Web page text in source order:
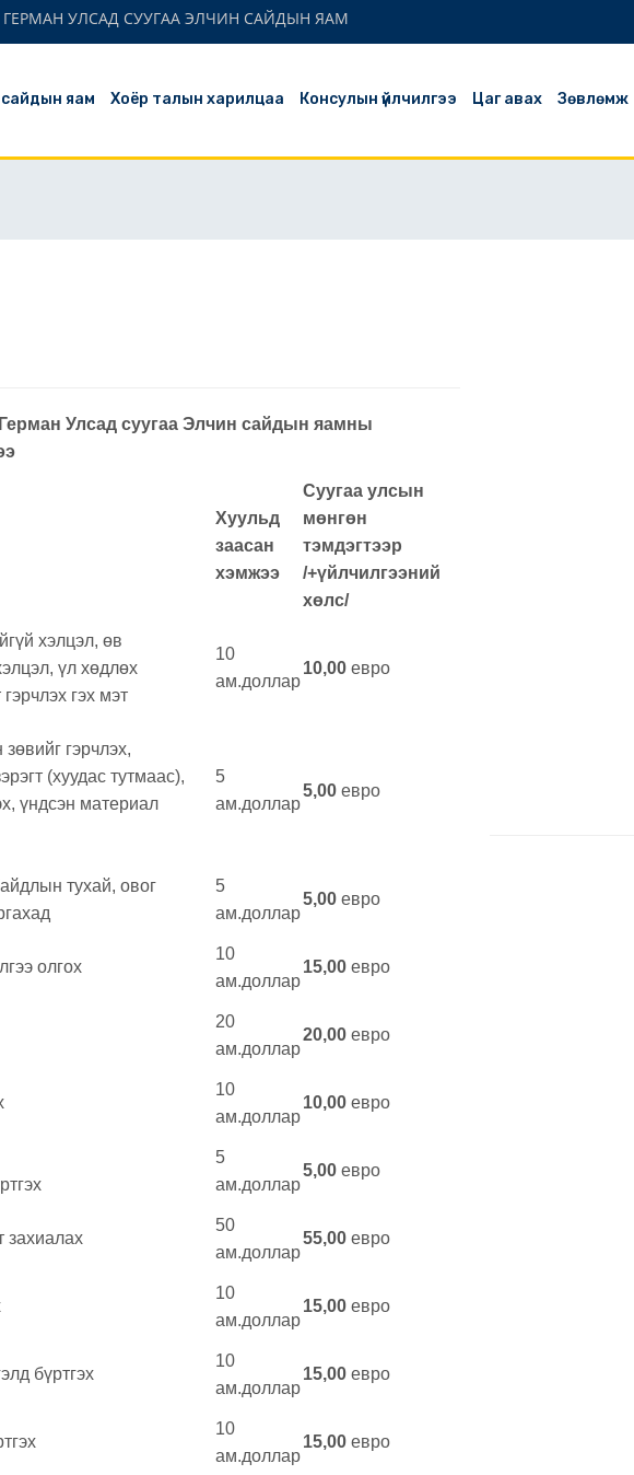
УЛСАД СУУГАА ЭЛЧИН САЙДЫН ЯАМ
яам Хоёр талын харилцаа Консулын үйлчилгээ Цаг авах Зөвлөмж
Улсад суугаа Элчин сайдын яамны
Хуульд
заасан
хэмжээ
Суугаа улсын
мөнгөн
тэмдэгтээр
/+үйлчилгээний
хөлс/
хэлцэл, өв
үл хөдлөх
гэх мэт
10
ам.доллар
10,00 евро
гэрчлэх,
(хуудас тутмаас),
үндсэн материал
5
ам.доллар
5,00 евро
тухай, овог
5
ам.доллар
5,00 евро
олгох
10
ам.доллар
15,00 евро
20
ам.доллар
20,00 евро
10
ам.доллар
10,00 евро
5
ам.доллар
5,00 евро
захиалах
50
ам.доллар
55,00 евро
10
ам.доллар
15,00 евро
бүртгэх
10
ам.доллар
15,00 евро
10
ам.доллар
15,00 евро